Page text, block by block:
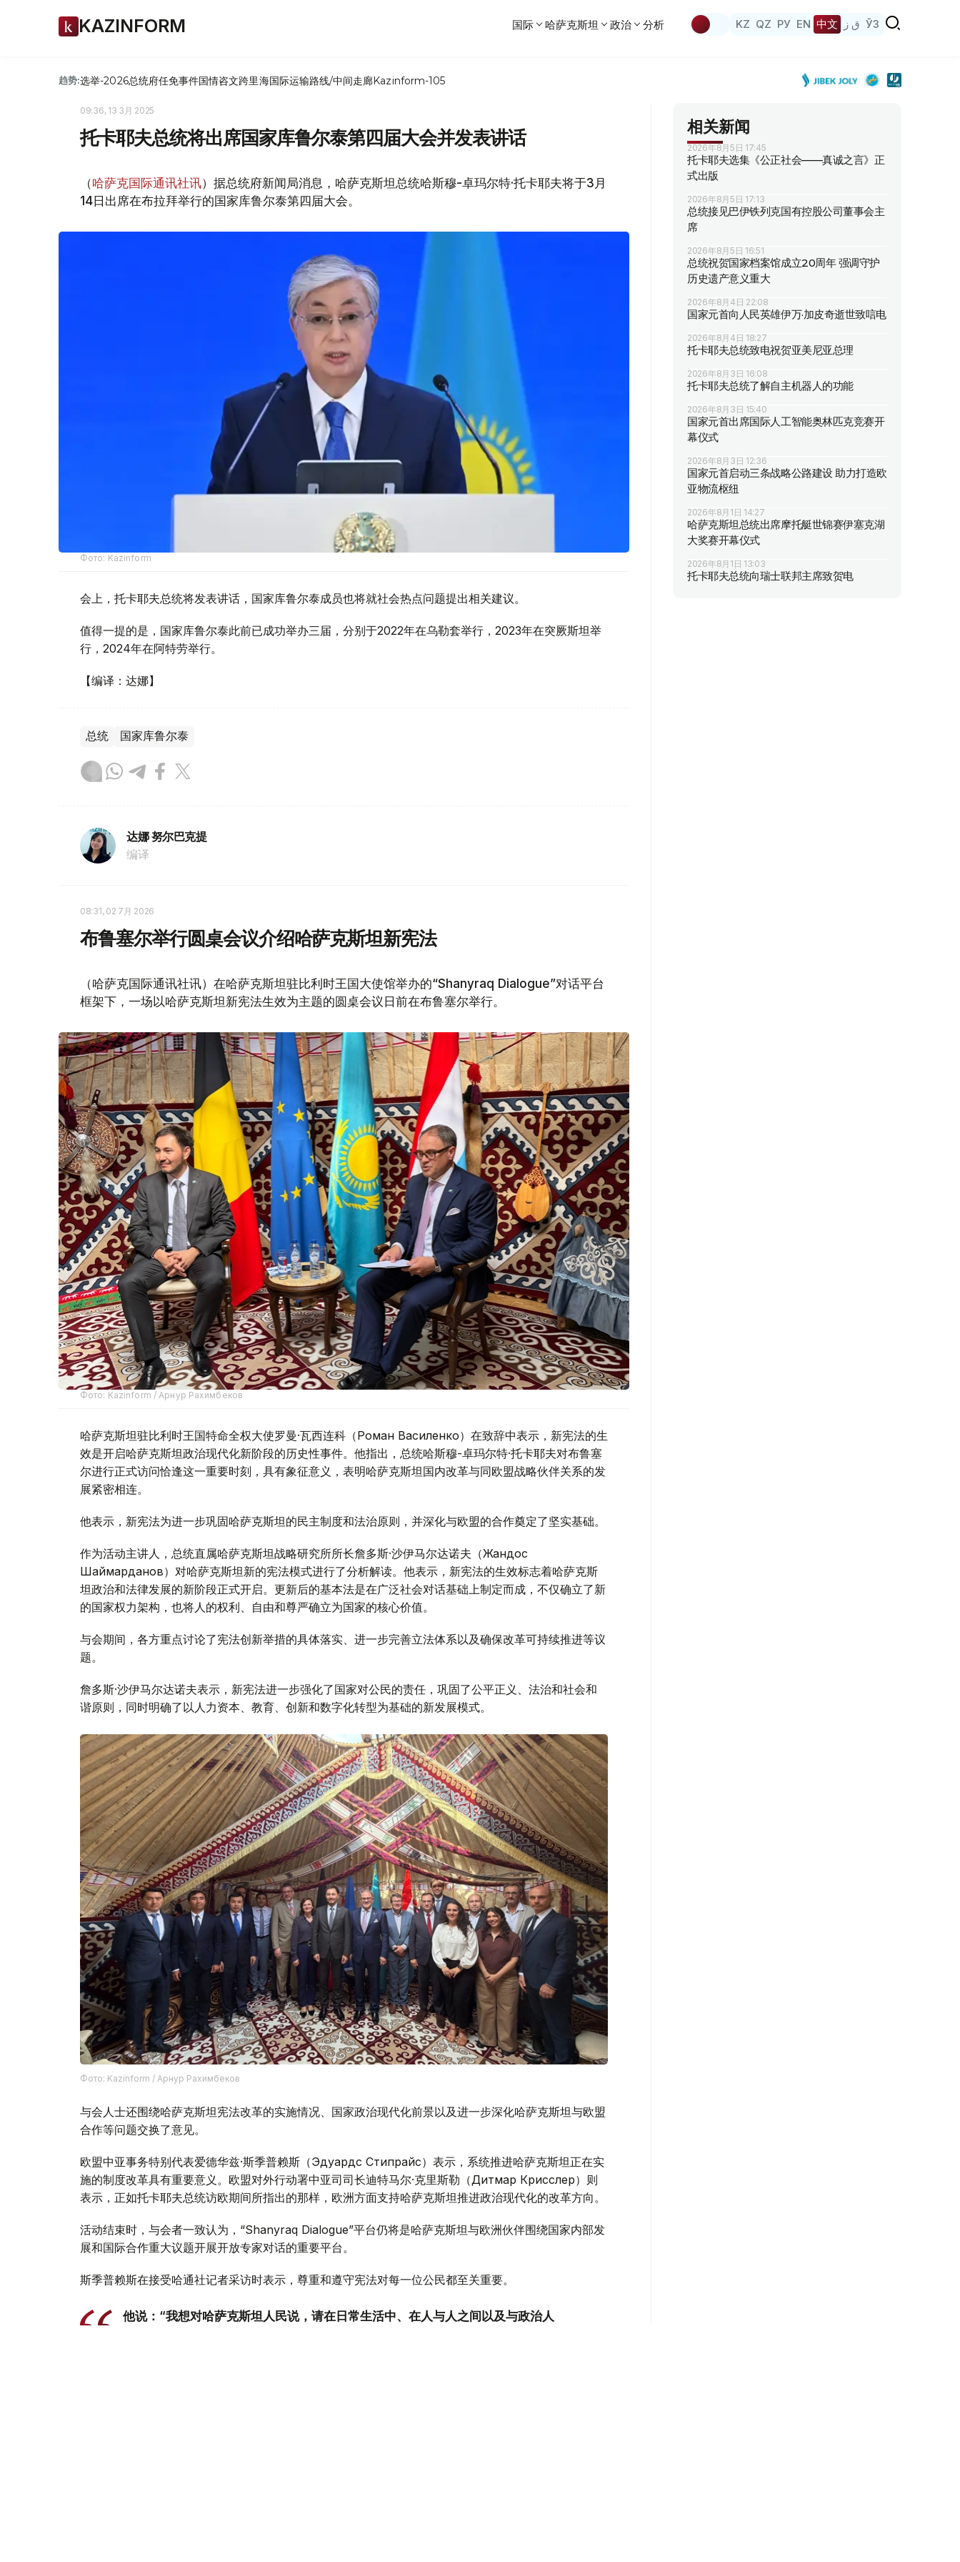
KAZINFORM 国际 哈萨克斯坦 政治 分析 KZ QZ РУ EN 中文 ق ز ЎЗ
趋势:选举-2026总统府任免事件国情咨文跨里海国际运输路线/中间走廊Kazinform-105
09:36, 13 3月 2025
托卡耶夫总统将出席国家库鲁尔泰第四届大会并发表讲话
（哈萨克国际通讯社讯）据总统府新闻局消息，哈萨克斯坦总统哈斯穆-卓玛尔特·托卡耶夫将于3月
14日出席在布拉拜举行的国家库鲁尔泰第四届大会。
Фото: Kazinform
会上，托卡耶夫总统将发表讲话，国家库鲁尔泰成员也将就社会热点问题提出相关建议。
值得一提的是，国家库鲁尔泰此前已成功举办三届，分别于2022年在乌勒套举行，2023年在突厥斯坦举
行，2024年在阿特劳举行。
【编译：达娜】
总统 国家库鲁尔泰
达娜 努尔巴克提
编译
08:31, 02 7月 2026
布鲁塞尔举行圆桌会议介绍哈萨克斯坦新宪法
（哈萨克国际通讯社讯）在哈萨克斯坦驻比利时王国大使馆举办的“Shanyraq Dialogue”对话平台
框架下，一场以哈萨克斯坦新宪法生效为主题的圆桌会议日前在布鲁塞尔举行。
Фото: Kazinform / Арнур Рахимбеков
哈萨克斯坦驻比利时王国特命全权大使罗曼·瓦西连科（Роман Василенко）在致辞中表示，新宪法的生
效是开启哈萨克斯坦政治现代化新阶段的历史性事件。他指出，总统哈斯穆-卓玛尔特·托卡耶夫对布鲁塞
尔进行正式访问恰逢这一重要时刻，具有象征意义，表明哈萨克斯坦国内改革与同欧盟战略伙伴关系的发
展紧密相连。
他表示，新宪法为进一步巩固哈萨克斯坦的民主制度和法治原则，并深化与欧盟的合作奠定了坚实基础。
作为活动主讲人，总统直属哈萨克斯坦战略研究所所长詹多斯·沙伊马尔达诺夫（Жандос
Шаймарданов）对哈萨克斯坦新的宪法模式进行了分析解读。他表示，新宪法的生效标志着哈萨克斯
坦政治和法律发展的新阶段正式开启。更新后的基本法是在广泛社会对话基础上制定而成，不仅确立了新
的国家权力架构，也将人的权利、自由和尊严确立为国家的核心价值。
与会期间，各方重点讨论了宪法创新举措的具体落实、进一步完善立法体系以及确保改革可持续推进等议
题。
詹多斯·沙伊马尔达诺夫表示，新宪法进一步强化了国家对公民的责任，巩固了公平正义、法治和社会和
谐原则，同时明确了以人力资本、教育、创新和数字化转型为基础的新发展模式。
Фото: Kazinform / Арнур Рахимбеков
与会人士还围绕哈萨克斯坦宪法改革的实施情况、国家政治现代化前景以及进一步深化哈萨克斯坦与欧盟
合作等问题交换了意见。
欧盟中亚事务特别代表爱德华兹·斯季普赖斯（Эдуардс Стипрайс）表示，系统推进哈萨克斯坦正在实
施的制度改革具有重要意义。欧盟对外行动署中亚司司长迪特马尔·克里斯勒（Дитмар Крисслер）则
表示，正如托卡耶夫总统访欧期间所指出的那样，欧洲方面支持哈萨克斯坦推进政治现代化的改革方向。
活动结束时，与会者一致认为，“Shanyraq Dialogue”平台仍将是哈萨克斯坦与欧洲伙伴围绕国家内部发
展和国际合作重大议题开展开放专家对话的重要平台。
斯季普赖斯在接受哈通社记者采访时表示，尊重和遵守宪法对每一位公民都至关重要。
他说：“我想对哈萨克斯坦人民说，请在日常生活中、在人与人之间以及与政治人
相关新闻
2026年8月5日 17:45
托卡耶夫选集《公正社会——真诚之言》正
式出版
2026年8月5日 17:13
总统接见巴伊铁列克国有控股公司董事会主
席
2026年8月5日 16:51
总统祝贺国家档案馆成立20周年 强调守护
历史遗产意义重大
2026年8月4日 22:08
国家元首向人民英雄伊万·加皮奇逝世致唁电
2026年8月4日 18:27
托卡耶夫总统致电祝贺亚美尼亚总理
2026年8月3日 16:08
托卡耶夫总统了解自主机器人的功能
2026年8月3日 15:40
国家元首出席国际人工智能奥林匹克竞赛开
幕仪式
2026年8月3日 12:36
国家元首启动三条战略公路建设 助力打造欧
亚物流枢纽
2026年8月1日 14:27
哈萨克斯坦总统出席摩托艇世锦赛伊塞克湖
大奖赛开幕仪式
2026年8月1日 13:03
托卡耶夫总统向瑞士联邦主席致贺电